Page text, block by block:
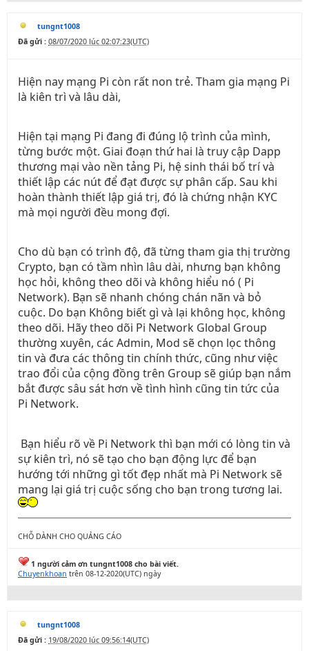
tungnt1008
Đã gửi : 08/07/2020 lúc 02:07:23(UTC)
Hiện nay mạng Pi còn rất non trẻ. Tham gia mạng Pi
là kiên trì và lâu dài,
Hiện tại mạng Pi đang đi đúng lộ trình của mình,
từng bước một. Giai đoạn thứ hai là truy cập Dapp
thương mại vào nền tảng Pi, hệ sinh thái bố trí và
thiết lập các nút để đạt được sự phân cấp. Sau khi
hoàn thành thiết lập giá trị, đó là chứng nhận KYC
mà mọi người đều mong đợi.
Cho dù bạn có trình độ, đã từng tham gia thị trường
Crypto, bạn có tầm nhìn lâu dài, nhưng bạn không
học hỏi, không theo dõi và không hiểu nó ( Pi
Network). Bạn sẽ nhanh chóng chán nãn và bỏ
cuộc. Do bạn Không biết gì và lại không học, không
theo dõi. Hãy theo dõi Pi Network Global Group
thường xuyên, các Admin, Mod sẽ chọn lọc thông
tin và đưa các thông tin chính thức, cũng như việc
trao đổi của cộng đồng trên Group sẽ giúp bạn nắm
bắt được sâu sát hơn về tình hình cũng tin tức của
Pi Network.
Bạn hiểu rõ về Pi Network thì bạn mới có lòng tin và
sự kiên trì, nó sẽ tạo cho bạn động lực để bạn
hướng tới những gì tốt đẹp nhất mà Pi Network sẽ
mang lại giá trị cuộc sống cho bạn trong tương lai.
CHỖ DÀNH CHO QUẢNG CÁO
1 người cảm ơn tungnt1008 cho bài viết.
Chuyenkhoan trên 08-12-2020(UTC) ngày
tungnt1008
Đã gửi : 19/08/2020 lúc 09:56:14(UTC)